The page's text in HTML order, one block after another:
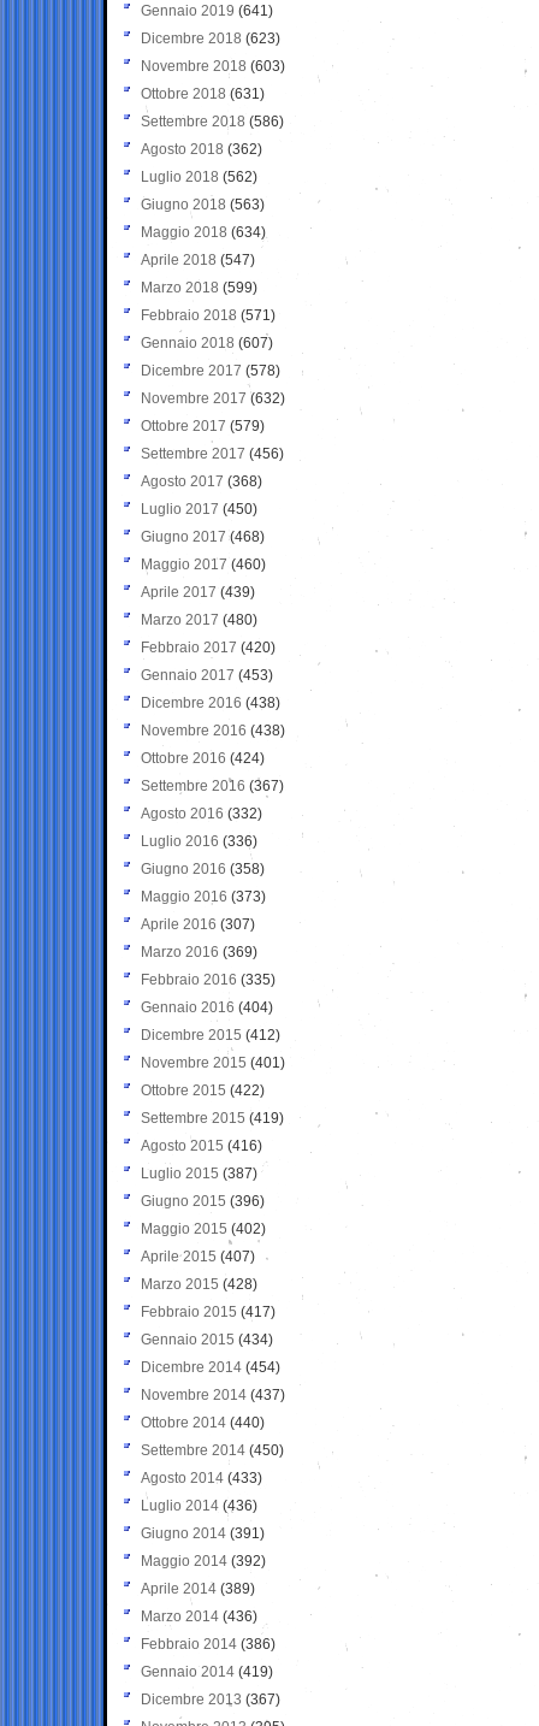
Gennaio 2019 (641)
Dicembre 2018 (623)
Novembre 2018 (603)
Ottobre 2018 (631)
Settembre 2018 (586)
Agosto 2018 (362)
Luglio 2018 (562)
Giugno 2018 (563)
Maggio 2018 (634)
Aprile 2018 (547)
Marzo 2018 (599)
Febbraio 2018 (571)
Gennaio 2018 (607)
Dicembre 2017 (578)
Novembre 2017 (632)
Ottobre 2017 (579)
Settembre 2017 (456)
Agosto 2017 (368)
Luglio 2017 (450)
Giugno 2017 (468)
Maggio 2017 (460)
Aprile 2017 (439)
Marzo 2017 (480)
Febbraio 2017 (420)
Gennaio 2017 (453)
Dicembre 2016 (438)
Novembre 2016 (438)
Ottobre 2016 (424)
Settembre 2016 (367)
Agosto 2016 (332)
Luglio 2016 (336)
Giugno 2016 (358)
Maggio 2016 (373)
Aprile 2016 (307)
Marzo 2016 (369)
Febbraio 2016 (335)
Gennaio 2016 (404)
Dicembre 2015 (412)
Novembre 2015 (401)
Ottobre 2015 (422)
Settembre 2015 (419)
Agosto 2015 (416)
Luglio 2015 (387)
Giugno 2015 (396)
Maggio 2015 (402)
Aprile 2015 (407)
Marzo 2015 (428)
Febbraio 2015 (417)
Gennaio 2015 (434)
Dicembre 2014 (454)
Novembre 2014 (437)
Ottobre 2014 (440)
Settembre 2014 (450)
Agosto 2014 (433)
Luglio 2014 (436)
Giugno 2014 (391)
Maggio 2014 (392)
Aprile 2014 (389)
Marzo 2014 (436)
Febbraio 2014 (386)
Gennaio 2014 (419)
Dicembre 2013 (367)